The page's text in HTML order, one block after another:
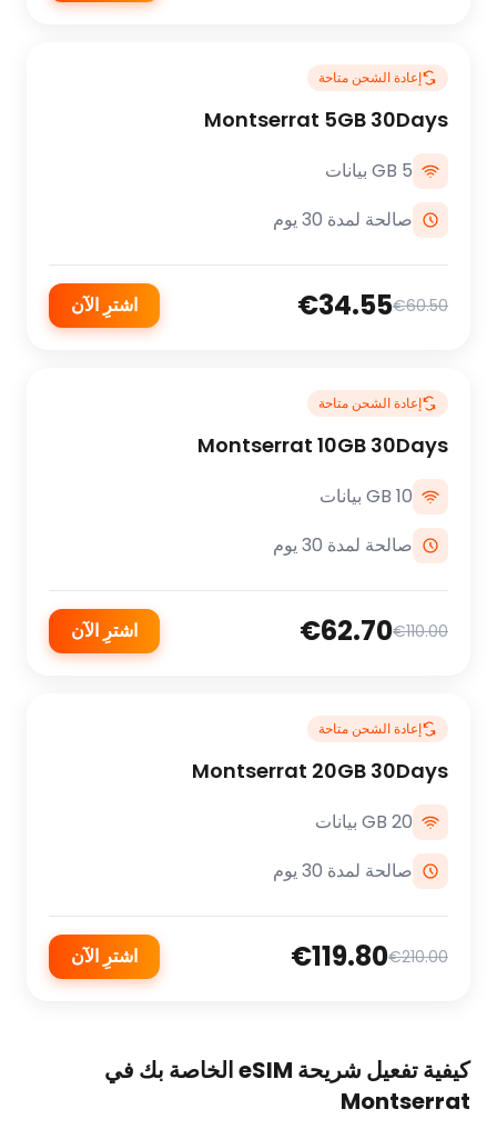
إعادة الشحن متاحة
Montserrat 5GB 30Days
5 GB بيانات
صالحة لمدة 30 يوم
€60.50
€34.55 اشترِ الآن
إعادة الشحن متاحة
Montserrat 10GB 30Days
10 GB بيانات
صالحة لمدة 30 يوم
€110.00
€62.70 اشترِ الآن
إعادة الشحن متاحة
Montserrat 20GB 30Days
20 GB بيانات
صالحة لمدة 30 يوم
€210.00
€119.80 اشترِ الآن
كيفية تفعيل شريحة eSIM الخاصة بك في
Montserrat